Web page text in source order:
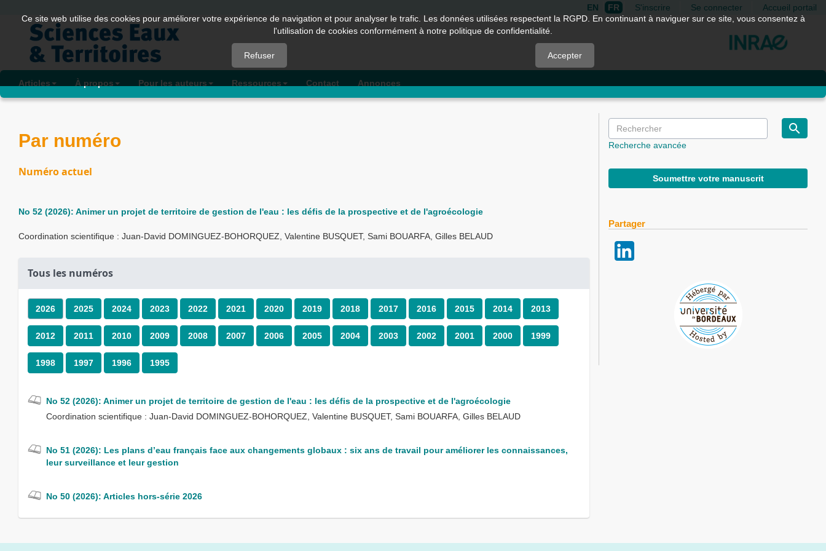
Quick
jump
page
content
Content
EN FR S'inscrire Se connecter Accueil portail
Articles À propos Pour les auteurs Ressources Contact Annonces
Par numéro
Numéro actuel
No 52 (2026): Animer un projet de territoire de gestion de l'eau : les défis de la prospective et de l'agroécologie
Coordination scientifique : Juan-David DOMINGUEZ-BOHORQUEZ, Valentine BUSQUET, Sami BOUARFA, Gilles BELAUD
Tous les numéros
2026 2025 2024 2023 2022 2021 2020 2019 2018 2017 2016 2015 2014 2013
2012 2011 2010 2009 2008 2007 2006 2005 2004 2003 2002 2001 2000 1999
1998 1997 1996 1995
No 52 (2026): Animer un projet de territoire de gestion de l'eau : les défis de la prospective et de l'agroécologie
Coordination scientifique : Juan-David DOMINGUEZ-BOHORQUEZ, Valentine BUSQUET, Sami BOUARFA, Gilles BELAUD
No 51 (2026): Les plans d’eau français face aux changements globaux : six ans de travail pour améliorer les connaissances,
leur surveillance et leur gestion
No 50 (2026): Articles hors-série 2026
Recherche avancée
Soumettre votre manuscrit
Partager
Ce site web utilise des cookies pour améliorer votre expérience de navigation et pour analyser le trafic. Les données utilisées respectent la RGPD. En continuant à naviguer sur ce site, vous consentez à
l'utilisation de cookies conformément à notre politique de confidentialité.
Refuser Accepter